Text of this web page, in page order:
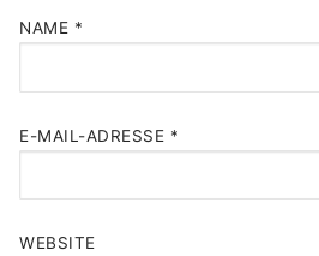
NAME *
E-MAIL-ADRESSE *
WEBSITE